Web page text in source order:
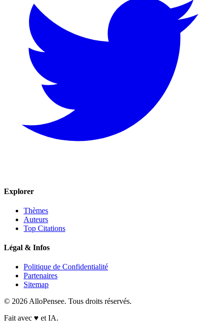
Explorer
Thèmes
Auteurs
Top Citations
Légal & Infos
Politique de Confidentialité
Partenaires
Sitemap
© 2026 AlloPensee. Tous droits réservés.
Fait avec ♥ et IA.